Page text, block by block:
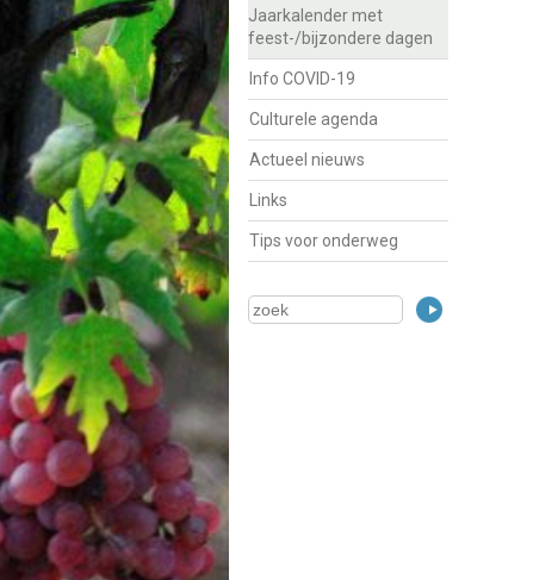
Jaarkalender met
feest-/bijzondere dagen
Info COVID-19
Culturele agenda
Actueel nieuws
Links
Tips voor onderweg